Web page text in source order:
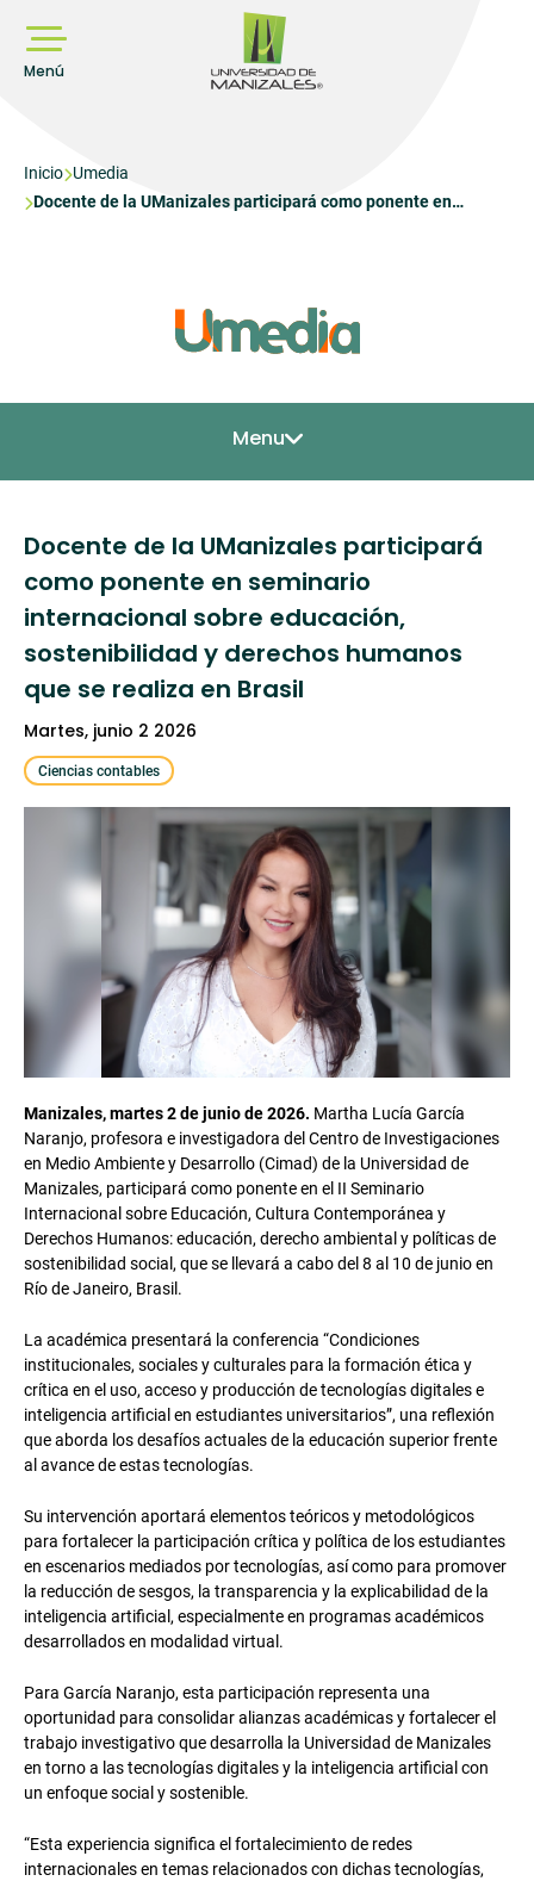
contenido
principal
Menú
Sobrescribir
enlaces
Inicio Umedia
Docente de la UManizales participará como ponente en
Menu
Docente de la UManizales participará
como ponente en seminario
internacional sobre educación,
sostenibilidad y derechos humanos
que se realiza en Brasil
martes, junio 2 2026
Ciencias contables
Manizales, martes 2 de junio de 2026. Martha Lucía García
Naranjo, profesora e investigadora del Centro de Investigaciones
en Medio Ambiente y Desarrollo (Cimad) de la Universidad de
Manizales, participará como ponente en el II Seminario
Internacional sobre Educación, Cultura Contemporánea y
Derechos Humanos: educación, derecho ambiental y políticas de
sostenibilidad social, que se llevará a cabo del 8 al 10 de junio en
Río de Janeiro, Brasil.
La académica presentará la conferencia “Condiciones
institucionales, sociales y culturales para la formación ética y
crítica en el uso, acceso y producción de tecnologías digitales e
inteligencia artificial en estudiantes universitarios”, una reflexión
que aborda los desafíos actuales de la educación superior frente
al avance de estas tecnologías.
Su intervención aportará elementos teóricos y metodológicos
para fortalecer la participación crítica y política de los estudiantes
en escenarios mediados por tecnologías, así como para promover
la reducción de sesgos, la transparencia y la explicabilidad de la
inteligencia artificial, especialmente en programas académicos
desarrollados en modalidad virtual.
Para García Naranjo, esta participación representa una
oportunidad para consolidar alianzas académicas y fortalecer el
trabajo investigativo que desarrolla la Universidad de Manizales
en torno a las tecnologías digitales y la inteligencia artificial con
un enfoque social y sostenible.
“Esta experiencia significa el fortalecimiento de redes
internacionales en temas relacionados con dichas tecnologías,